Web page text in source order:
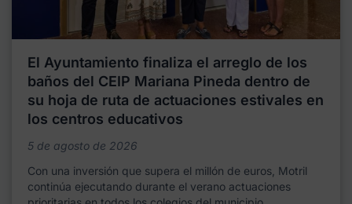
El Ayuntamiento finaliza el arreglo de los
baños del CEIP Mariana Pineda dentro de
su hoja de ruta de actuaciones estivales en
los centros educativos
5 de agosto de 2026
Con una inversión que supera el millón de euros, Motril
continúa ejecutando durante el verano actuaciones